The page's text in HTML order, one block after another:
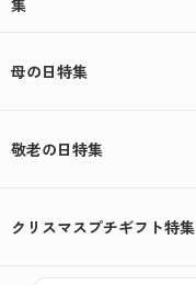
母の日特集
敬老の日特集
クリスマスプチギフト特集